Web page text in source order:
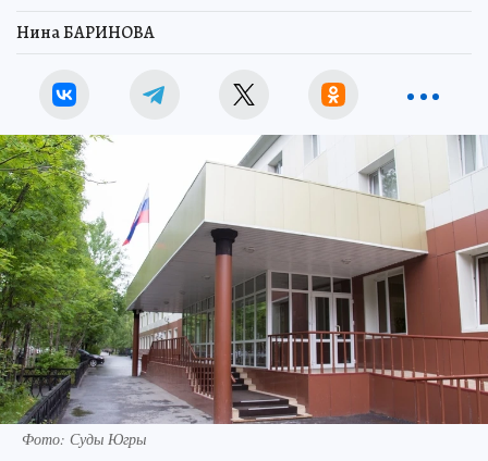
Нина БАРИНОВА
Фото: Суды Югры